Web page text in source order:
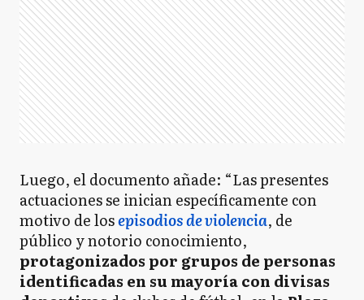
Luego, el documento añade: “Las presentes
actuaciones se inician específicamente con
motivo de losepisodios de violencia, de
público y notorio conocimiento,
protagonizados por grupos de personas
identificadas en su mayoría con divisas